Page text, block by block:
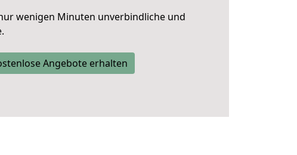
wenigen Minuten unverbindliche und
Angebote erhalten